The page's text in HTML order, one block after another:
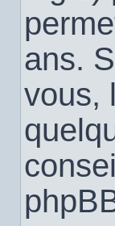
ans.
vous,